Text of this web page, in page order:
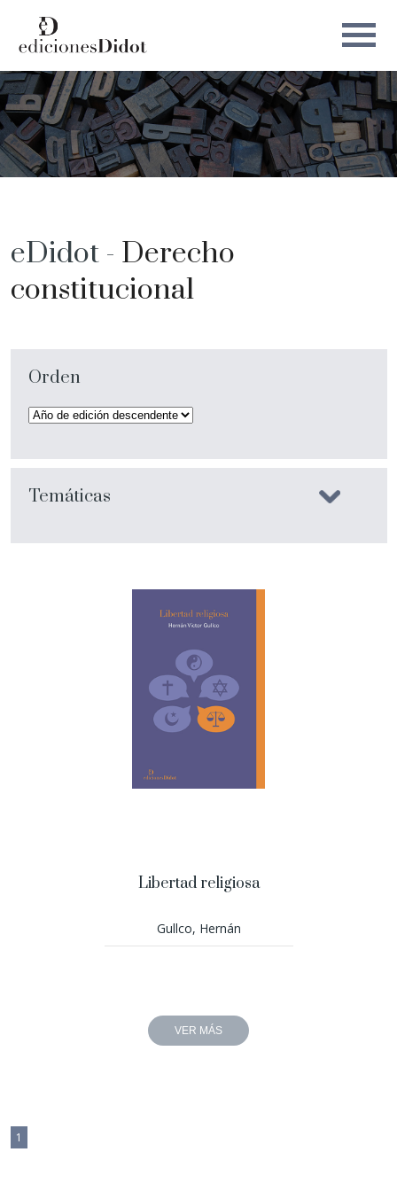
eDidot - Derecho
constitucional
Libertad religiosa
Gullco, Hernán
VER MÁS
1
Orden
Temáticas